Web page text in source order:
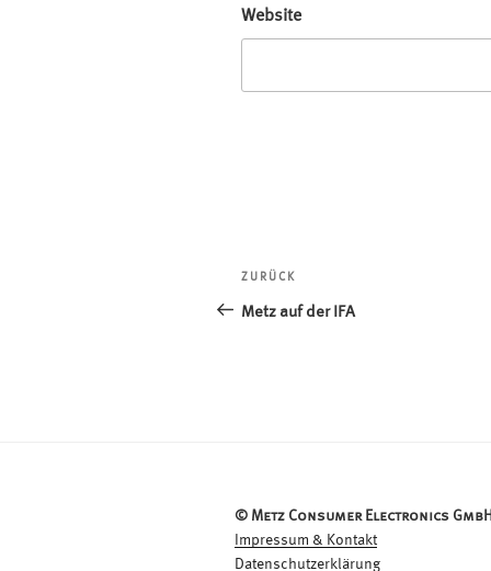
Website
Beitragsnavigation
Vorheriger
Beitrag
ZURÜCK
Metz auf der IFA
© Metz Consumer Electronics
Impressum & Kontakt
Datenschutzerklärung